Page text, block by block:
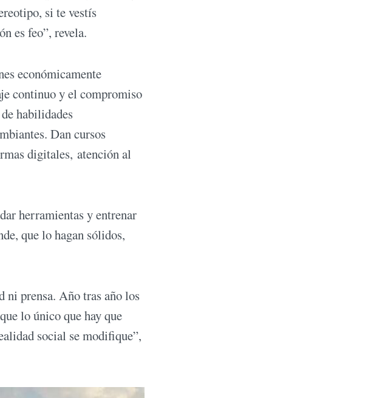
si te vestís
es feo”, revela.
económicamente
continuo y el compromiso
habilidades
Dan cursos
digitales, atención al
herramientas y entrenar
que lo hagan sólidos,
ni prensa. Año tras año los
lo único que hay que
social se modifique”,